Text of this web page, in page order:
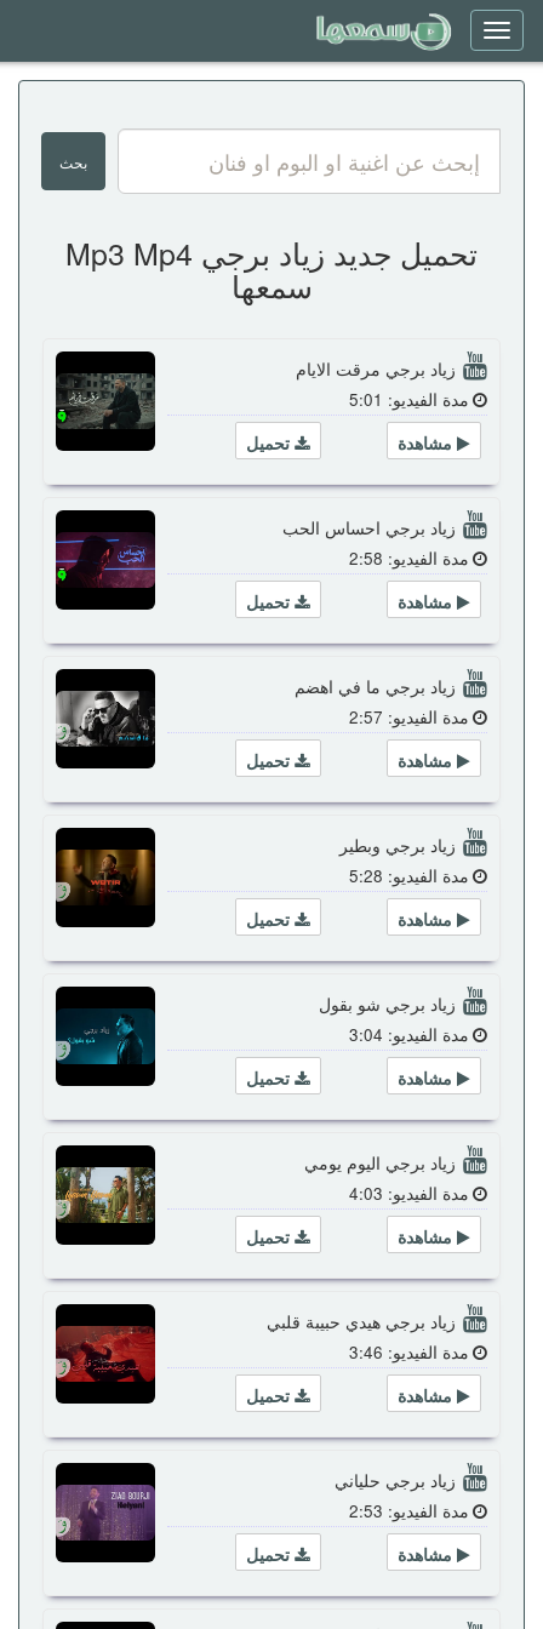
Toggle
navigation
تحميل جديد زياد برجي Mp3 Mp4
سمعها
زياد برجي مرقت الايام
مدة الفيديو: 5:01
تحميل
مشاهدة
زياد برجي احساس الحب
مدة الفيديو: 2:58
تحميل
مشاهدة
زياد برجي ما في اهضم
مدة الفيديو: 2:57
تحميل
مشاهدة
زياد برجي وبطير
مدة الفيديو: 5:28
تحميل
مشاهدة
زياد برجي شو بقول
مدة الفيديو: 3:04
تحميل
مشاهدة
زياد برجي اليوم يومي
مدة الفيديو: 4:03
تحميل
مشاهدة
زياد برجي هيدي حبيبة قلبي
مدة الفيديو: 3:46
تحميل
مشاهدة
زياد برجي حلياني
مدة الفيديو: 2:53
تحميل
مشاهدة